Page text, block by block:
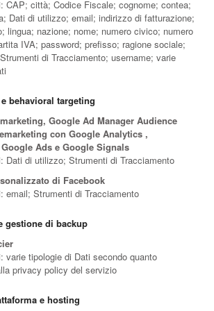
CAP; città; Codice Fiscale; cognome; contea;
Dati di utilizzo; email; indirizzo di fatturazione;
lingua; nazione; nome; numero civico; numero
IVA; password; prefisso; ragione sociale;
di Tracciamento; username; varie
behavioral targeting
Google Ad Manager Audience
con Google Analytics ,
Ads e Google Signals
Dati di utilizzo; Strumenti di Tracciamento
di Facebook
email; Strumenti di Tracciamento
gestione di backup
varie tipologie di Dati secondo quanto
privacy policy del servizio
e hosting